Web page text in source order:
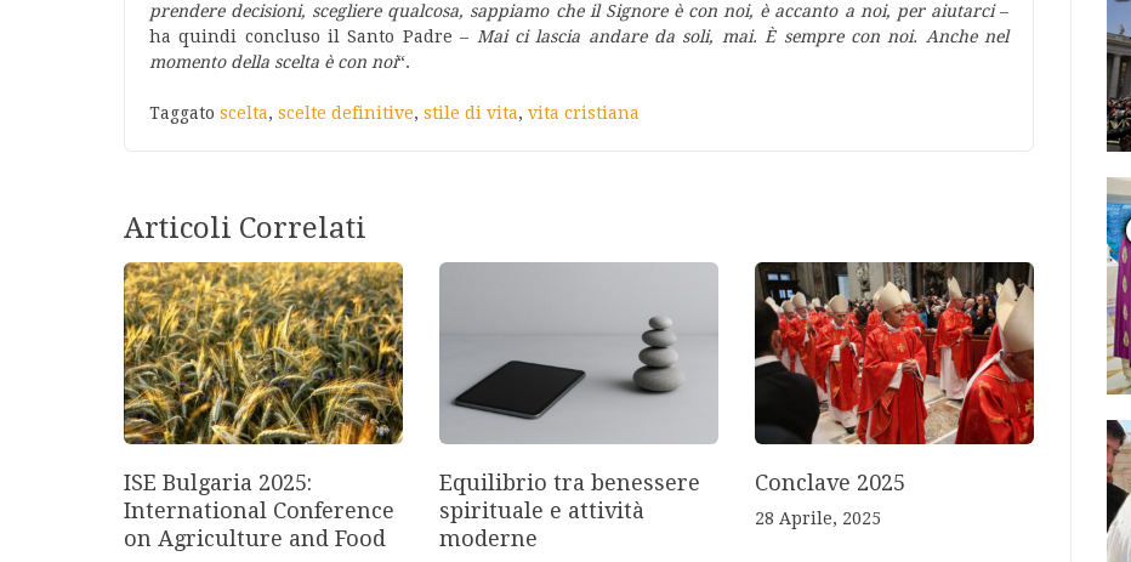
prendere decisioni, scegliere qualcosa, sappiamo che il Signore è con noi, è accanto a noi, per aiutarci–
ha quindi concluso il Santo Padre – Mai ci lascia andare da soli, mai. È sempre con noi. Anche nel
momento della scelta è con noi“.
Taggato scelta, scelte definitive, stile di vita, vita cristiana
Articoli Correlati
ISE Bulgaria 2025:
International Conference
on Agriculture and Food
Equilibrio tra benessere
spirituale e attività
moderne
Conclave 2025
28 Aprile, 2025